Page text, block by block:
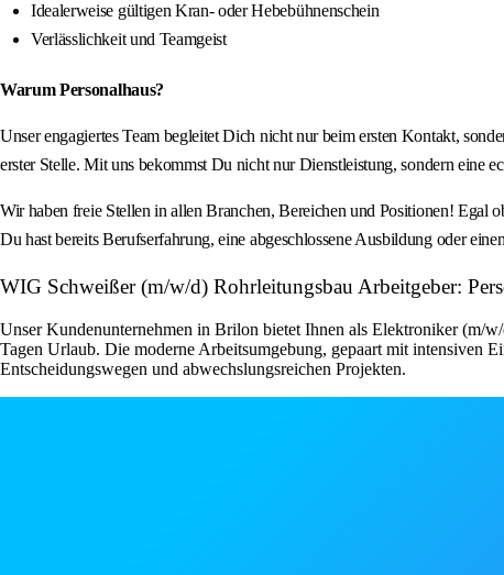
Idealerweise gültigen Kran- oder Hebebühnenschein
Verlässlichkeit und Teamgeist
Warum Personalhaus?
Unser engagiertes Team begleitet Dich nicht nur beim ersten Kontakt,
erster Stelle. Mit uns bekommst Du nicht nur Dienstleistung, sondern eine
Wir haben freie Stellen in allen Branchen, Bereichen und Positionen!
Du hast bereits Berufserfahrung, eine abgeschlossene Ausbildung oder
WIG Schweißer (m/w/d) Rohrleitungsbau Arbeitgeber:
Unser Kundenunternehmen in Brilon bietet Ihnen als Elektroniker (m/
Tagen Urlaub. Die moderne Arbeitsumgebung, gepaart mit intensiven
Entscheidungswegen und abwechslungsreichen Projekten.